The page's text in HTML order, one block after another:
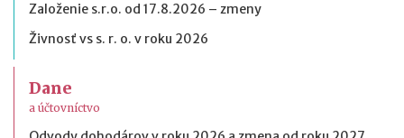
Založenie s.r.o. od 17.8.2026 – zmeny
Živnosť vs s. r. o. v roku 2026
Dane
a účtovníctvo